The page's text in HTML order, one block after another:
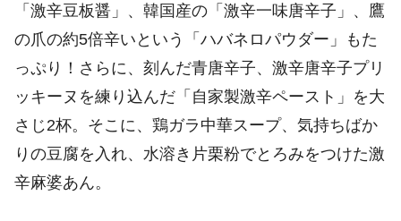
「激辛豆板醤」、韓国産の「激辛一味唐辛子」、鷹
の爪の約5倍辛いという「ハバネロパウダー」もた
っぷり！さらに、刻んだ青唐辛子、激辛唐辛子プリ
ッキーヌを練り込んだ「自家製激辛ペースト」を大
さじ2杯。そこに、鶏ガラ中華スープ、気持ちばか
りの豆腐を入れ、水溶き片栗粉でとろみをつけた激
辛麻婆あん。